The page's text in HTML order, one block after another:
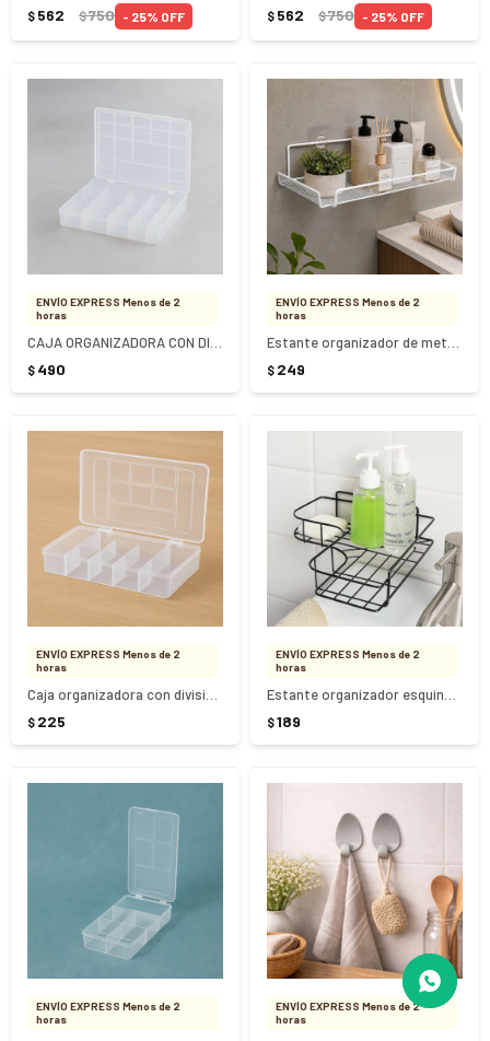
$ 562 $750 25 $ 562 $750 25
ENVÍO EXPRESS Menos de 2
horas
$ 490
ENVÍO EXPRESS Menos de 2
horas
$ 249
ENVÍO EXPRESS Menos de 2
horas
$ 225
ENVÍO EXPRESS Menos de 2
horas
$189
ENVÍO EXPRESS Menos de 2
horas
ENVÍO EXPRESS Menos de 2
horas